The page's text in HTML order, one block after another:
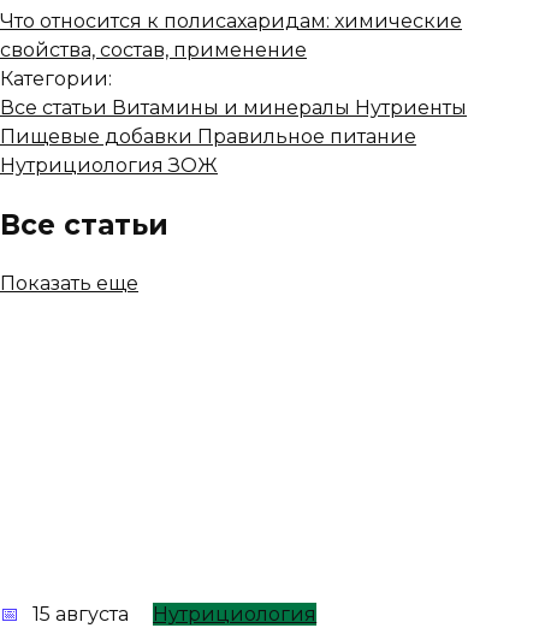
Что относится к полисахаридам: химические
свойства, состав, применение
Категории:
Все статьи Витамины и минералы Нутриенты
Пищевые добавки Правильное питание
НутрициологияЗОЖ
Все статьи
Показать еще
15 августа
Нутрициология